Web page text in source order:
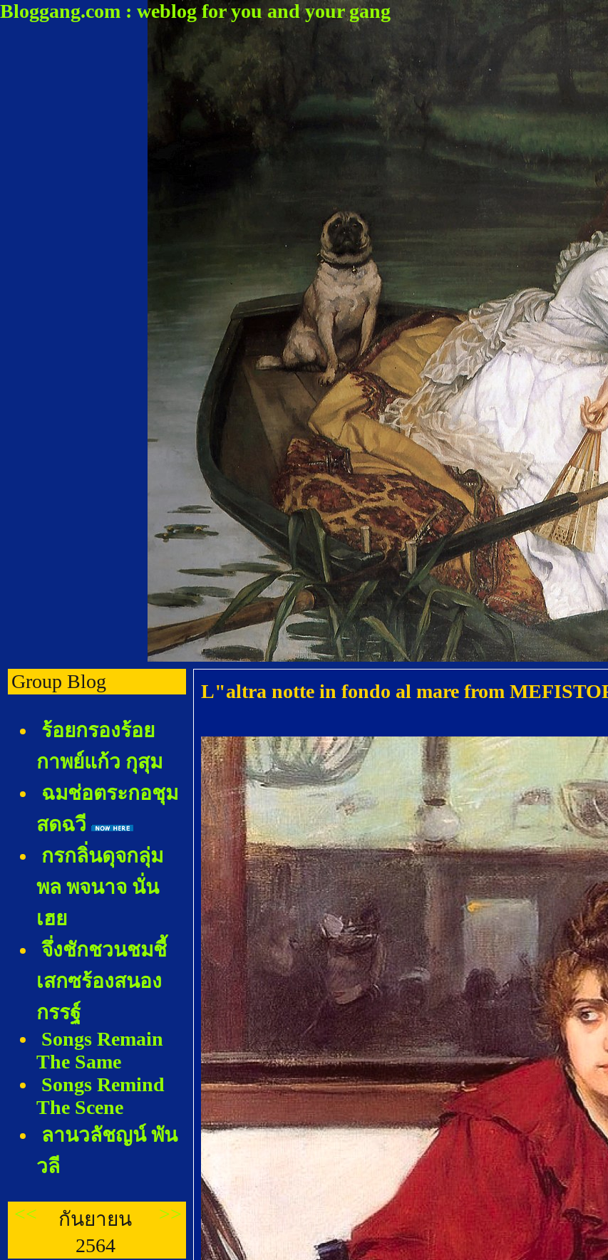
Bloggang.com : weblog for you and your gang
Group Blog
ร้อยกรองร้อ
กาพย์แก้ว กุสุม
ฉมช่อตระกอชุม
สดฉวี
กรกลิ่นดุจกลุ่ม
พล พจนาจ นั่น
เฮ
จึ่งชักชวนชมชี้
เสกซร้องสนอง
กรรฐ์
Songs Remain
The Same
Songs Remind
The Scene
ลานวลัชญน์ พัน
วลี
<<
กันยายน
2564
>>
L"altra notte in fondo al mare from